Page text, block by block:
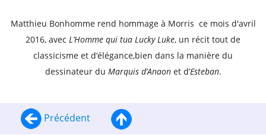
Matthieu Bonhomme rend hommage à Morris ce mois d'avril
2016, avec L’Homme qui tua Lucky Luke, un récit tout de
classicisme et d’élégance,bien dans la manière du
dessinateur du Marquis d’Anaonet d’Esteban.
Précédent